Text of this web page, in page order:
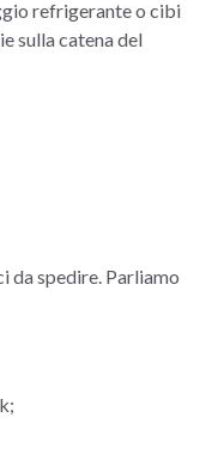
refrigerante o cibi
sulla catena del
da spedire. Parliamo